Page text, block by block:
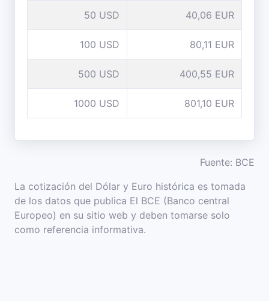
50 USD 40,06 EUR
100 USD 80,11 EUR
500 USD 400,55 EUR
1000 USD 801,10 EUR
Fuente: BCE
La cotización del Dólar y Euro histórica es tomada
de los datos que publica El BCE (Banco central
Europeo) en su sitio web y deben tomarse solo
como referencia informativa.